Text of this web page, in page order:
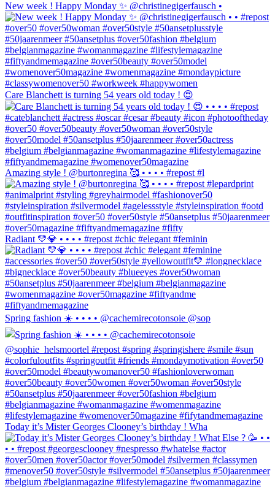
New week ! Happy Monday ✨ @christinegigerfausch •
Care Blanchett is turning 54 years old today ! 😍
Amazing style ! @burtonregina 🥰 • • • • #repost #l
Radiant 💛💎 • • • • #repost #chic #elegant #feminin
Spring fashion ☀️ • • • • @cachemirecotonsoie @sop
Today it’s Mister Georges Clooney’s birthday ! Wha